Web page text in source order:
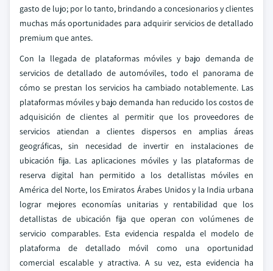
gasto de lujo; por lo tanto, brindando a concesionarios y clientes
muchas más oportunidades para adquirir servicios de detallado
premium que antes.
Con la llegada de plataformas móviles y bajo demanda de
servicios de detallado de automóviles, todo el panorama de
cómo se prestan los servicios ha cambiado notablemente. Las
plataformas móviles y bajo demanda han reducido los costos de
adquisición de clientes al permitir que los proveedores de
servicios atiendan a clientes dispersos en amplias áreas
geográficas, sin necesidad de invertir en instalaciones de
ubicación fija. Las aplicaciones móviles y las plataformas de
reserva digital han permitido a los detallistas móviles en
América del Norte, los Emiratos Árabes Unidos y la India urbana
lograr mejores economías unitarias y rentabilidad que los
detallistas de ubicación fija que operan con volúmenes de
servicio comparables. Esta evidencia respalda el modelo de
plataforma de detallado móvil como una oportunidad
comercial escalable y atractiva. A su vez, esta evidencia ha